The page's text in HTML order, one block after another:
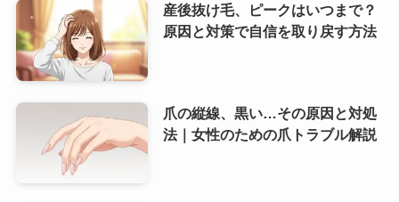
産後抜け毛、ピークはいつまで？
原因と対策で自信を取り戻す方法
爪の縦線、黒い…その原因と対処
法｜女性のための爪トラブル解説